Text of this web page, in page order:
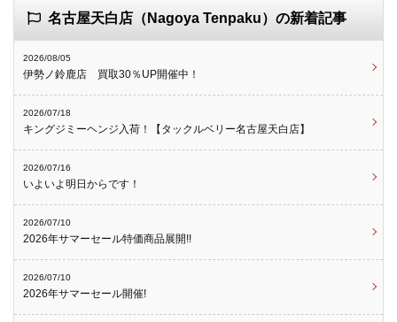
名古屋天白店（Nagoya Tenpaku）の新着記事
2026/08/05
伊勢ノ鈴鹿店 買取30％UP開催中！
2026/07/18
キングジミーヘンジ入荷！【タックルベリー名古屋天白店】
2026/07/16
いよいよ明日からです！
2026/07/10
2026年サマーセール特価商品展開!!
2026/07/10
2026年サマーセール開催!